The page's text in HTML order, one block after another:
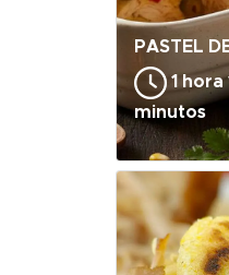
PASTEL
1 hora
minutos